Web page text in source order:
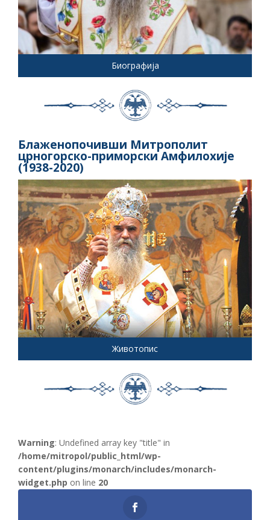
Биографија
Блаженопочивши Митрополит
црногорско-приморски Амфилохије
(1938-2020)
Животопис
Warning: Undefined array key "title" in
/home/mitropol/public_html/wp-
content/plugins/monarch/includes/monarch-
widget.php on line 20